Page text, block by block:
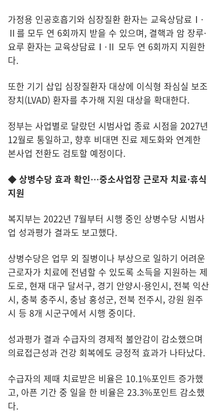
가정용 인공호흡기와 심장질환 환자는 교육상담료Ⅰ·
Ⅱ를 모두 연 6회까지 받을 수 있으며, 결핵과 암 장루·
요루 환자는 교육상담료Ⅰ·Ⅱ 모두 연 6회까지 지원한
다.
또한 기기 삽입 심장질환자 대상에 이식형 좌심실 보조
장치(LVAD) 환자를 추가해 지원 대상을 확대한다.
정부는 사업별로 달랐던 시범사업 종료 시점을 2027년
12월로 통일하고, 향후 비대면 진료 제도화와 연계한
본사업 전환도 검토할 예정이다.
◆ 상병수당 효과 확인…중소사업장 근로자 치료·휴식
지원
복지부는 2022년 7월부터 시행 중인 상병수당 시범사
업 성과평가 결과도 보고했다.
상병수당은 업무 외 질병이나 부상으로 일하기 어려운
근로자가 치료에 전념할 수 있도록 소득을 지원하는 제
도로, 현재 대구 달서구, 경기 안양시·용인시, 전북 익산
시, 충북 충주시, 충남 홍성군, 전북 전주시, 강원 원주
시 등 8개 시군구에서 시행 중이다.
성과평가 결과 수급자의 경제적 불안감이 감소했으며
의료접근성과 건강 회복에도 긍정적 효과가 나타났다.
수급자의 제때 치료받은 비율은 10.1%포인트 증가했
고, 아픈 기간 중 일을 한 비율은 23.3%포인트 감소했
다.